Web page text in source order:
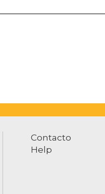
Contacto
Help